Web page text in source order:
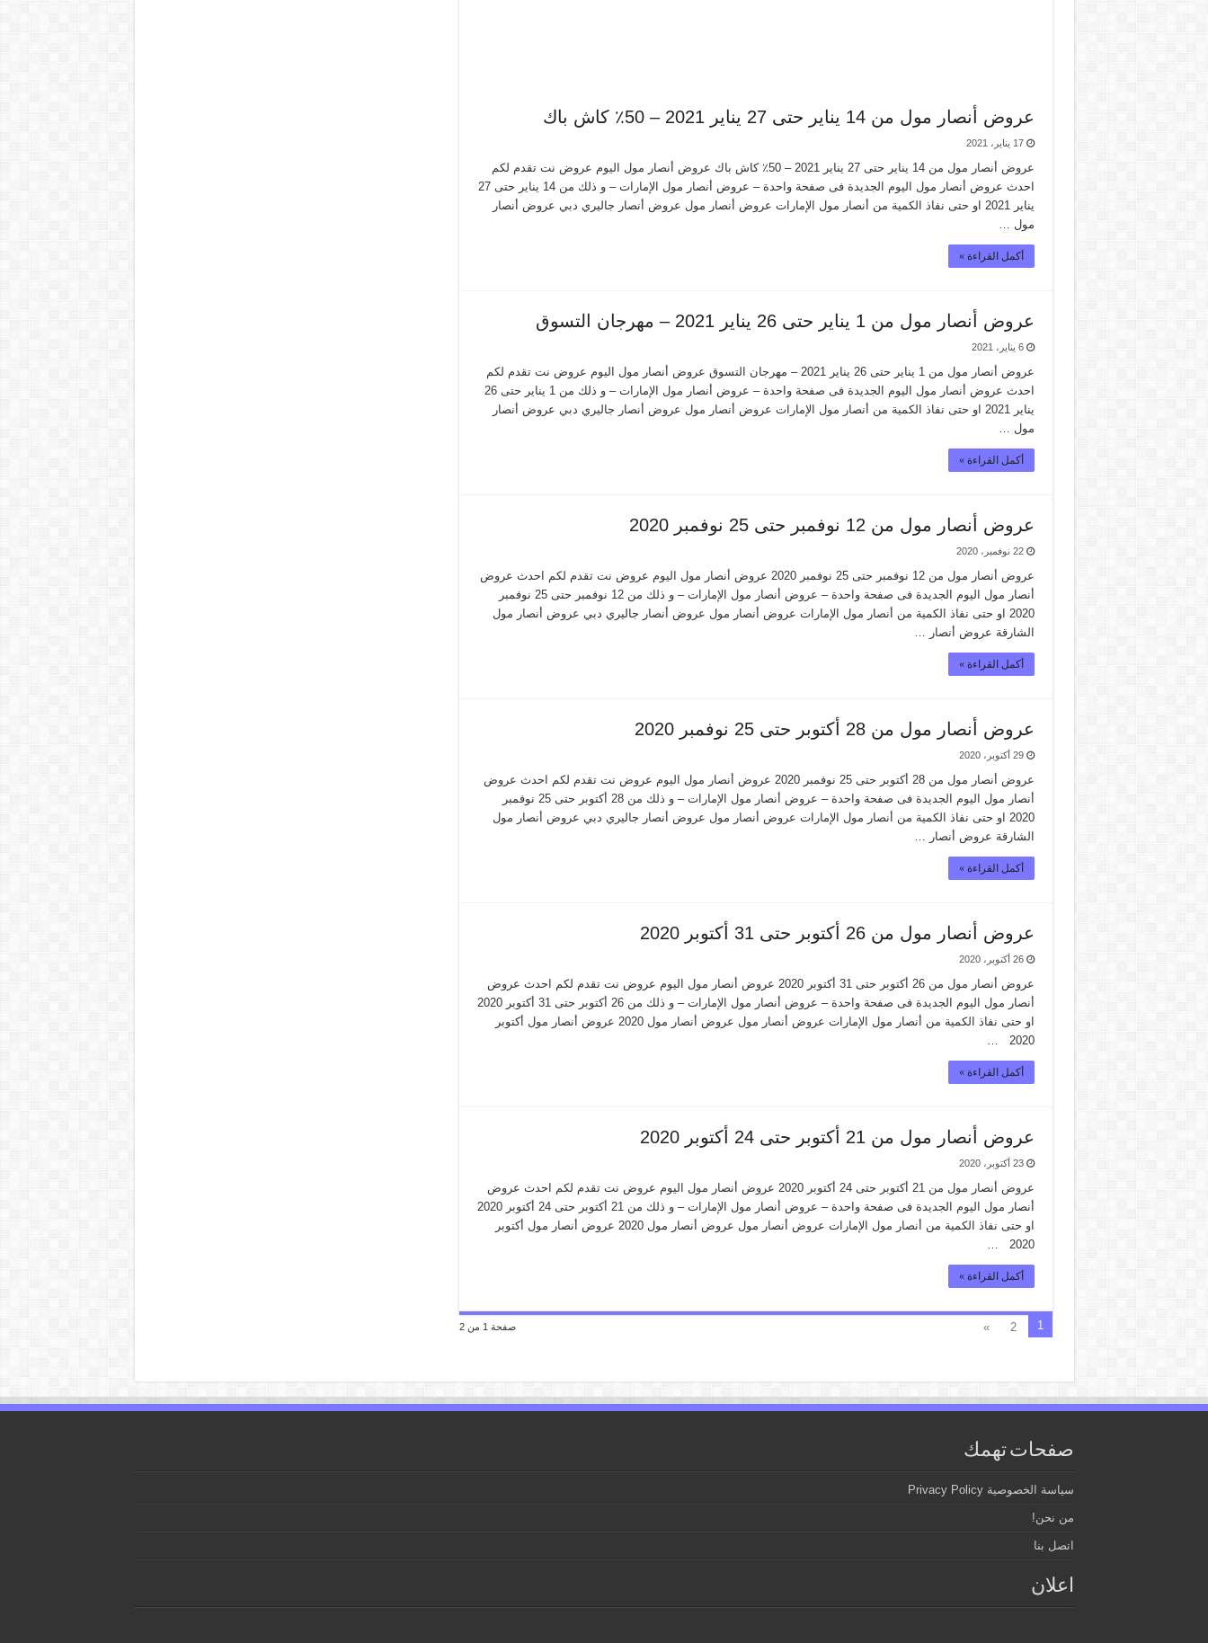
عروض أنصار مول من 14 يناير حتى 27 يناير 2021 – 50٪ كاش باك
17 يناير، 2021
عروض أنصار مول من 14 يناير حتى 27 يناير 2021 – 50٪ كاش باك عروض أنصار مول اليوم عروض نت تقدم لكم
احدث عروض أنصار مول اليوم الجديدة فى صفحة واحدة – عروض أنصار مول الإمارات – و ذلك من 14 يناير حتى 27
يناير 2021 او حتى نفاذ الكمية من أنصار مول الإمارات عروض أنصار مول عروض أنصار جاليري دبي عروض أنصار
مول …
أكمل القراءة »
عروض أنصار مول من 1 يناير حتى 26 يناير 2021 – مهرجان التسوق
6 يناير، 2021
عروض أنصار مول من 1 يناير حتى 26 يناير 2021 – مهرجان التسوق عروض أنصار مول اليوم عروض نت تقدم لكم
احدث عروض أنصار مول اليوم الجديدة فى صفحة واحدة – عروض أنصار مول الإمارات – و ذلك من 1 يناير حتى 26
يناير 2021 او حتى نفاذ الكمية من أنصار مول الإمارات عروض أنصار مول عروض أنصار جاليري دبي عروض أنصار
مول …
أكمل القراءة »
عروض أنصار مول من 12 نوفمبر حتى 25 نوفمبر 2020
22 نوفمبر، 2020
عروض أنصار مول من 12 نوفمبر حتى 25 نوفمبر 2020 عروض أنصار مول اليوم عروض نت تقدم لكم احدث عروض
أنصار مول اليوم الجديدة فى صفحة واحدة – عروض أنصار مول الإمارات – و ذلك من 12 نوفمبر حتى 25 نوفمبر
2020 او حتى نفاذ الكمية من أنصار مول الإمارات عروض أنصار مول عروض أنصار جاليري دبي عروض أنصار مول
الشارقة عروض أنصار …
أكمل القراءة »
عروض أنصار مول من 28 أكتوبر حتى 25 نوفمبر 2020
29 أكتوبر، 2020
عروض أنصار مول من 28 أكتوبر حتى 25 نوفمبر 2020 عروض أنصار مول اليوم عروض نت تقدم لكم احدث عروض
أنصار مول اليوم الجديدة فى صفحة واحدة – عروض أنصار مول الإمارات – و ذلك من 28 أكتوبر حتى 25 نوفمبر
2020 او حتى نفاذ الكمية من أنصار مول الإمارات عروض أنصار مول عروض أنصار جاليري دبي عروض أنصار مول
الشارقة عروض أنصار …
أكمل القراءة »
عروض أنصار مول من 26 أكتوبر حتى 31 أكتوبر 2020
26 أكتوبر، 2020
عروض أنصار مول من 26 أكتوبر حتى 31 أكتوبر 2020 عروض أنصار مول اليوم عروض نت تقدم لكم احدث عروض
أنصار مول اليوم الجديدة فى صفحة واحدة – عروض أنصار مول الإمارات – و ذلك من 26 أكتوبر حتى 31 أكتوبر 2020
او حتى نفاذ الكمية من أنصار مول الإمارات عروض أنصار مول عروض أنصار مول 2020 عروض أنصار مول أكتوبر
2020 …
أكمل القراءة »
عروض أنصار مول من 21 أكتوبر حتى 24 أكتوبر 2020
23 أكتوبر، 2020
عروض أنصار مول من 21 أكتوبر حتى 24 أكتوبر 2020 عروض أنصار مول اليوم عروض نت تقدم لكم احدث عروض
أنصار مول اليوم الجديدة فى صفحة واحدة – عروض أنصار مول الإمارات – و ذلك من 21 أكتوبر حتى 24 أكتوبر 2020
او حتى نفاذ الكمية من أنصار مول الإمارات عروض أنصار مول عروض أنصار مول 2020 عروض أنصار مول أكتوبر
2020 …
أكمل القراءة »
صفحة 1 من 2 1
2
»
صفحات تهمك
سياسة الخصوصية Privacy Policy
من نحن!
اتصل بنا
اعلان